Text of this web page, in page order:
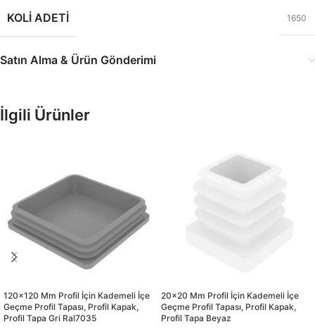
KOLI ADETI 1650
Satın Alma & Ürün Gönderimi
İlgili Ürünler
120×120 Mm Profil İçin Kademeli İçe
Geçme Profil Tapası, Profil Kapak,
Profil Tapa Gri Ral7035
20×20 Mm Profil İçin Kademeli İçe
Geçme Profil Tapası, Profil Kapak,
Profil Tapa Beyaz